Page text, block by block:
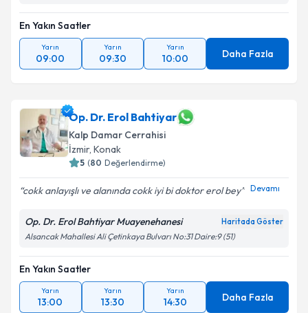
En Yakın Saatler
Yarın
09:00
Yarın
09:30
Yarın
10:00 Daha Fazla
Op. Dr. Erol Bahtiyar
Kalp Damar Cerrahisi
İzmir, Konak
5 (80 Değerlendirme)
cokk anlayışlı ve alanında cokk iyi bi doktor erol bey Devamı
Op. Dr. Erol Bahtiyar Muayenehanesi Haritada Göster
Alsancak Mahallesi Ali Çetinkaya Bulvarı No:31 Daire:9 (51)
En Yakın Saatler
Yarın
13:00
Yarın
13:30
Yarın
14:30 Daha Fazla